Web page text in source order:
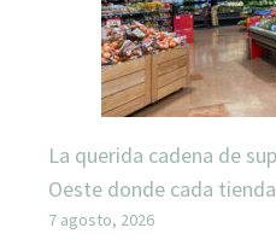
La querida cadena de
Oeste donde cada
7 agosto, 2026